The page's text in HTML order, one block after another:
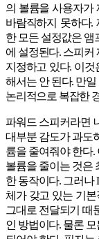
의 볼륨을 사용자가
바람직하지 못하다.
한 모든 설정값은 앰
에 설정된다. 스피커
지정하고 있다. 이
해서는 안 된다. 만
논리적으로 복잡한
파워드 스피커라면
대부분 감도가 과도
륨을 줄여줘야 한다.
볼륨을 줄이는 것은
한 동작이다. 그러나
체가 갖고 있는 기
그대로 전달되기 때
인 방법이다. 물론